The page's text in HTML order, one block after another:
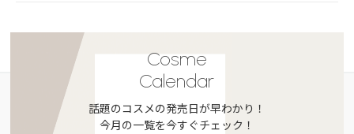
Cosme
Calendar
話題のコスメの発売日が早わかり！
今月の一覧を今すぐチェック！